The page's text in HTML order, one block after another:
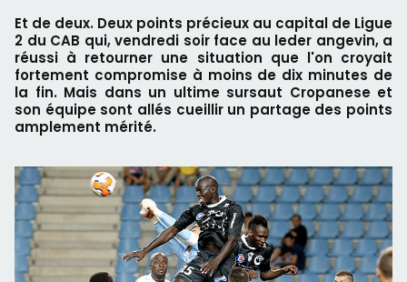
Et de deux. Deux points précieux au capital de Ligue
2 du CAB qui, vendredi soir face au leder angevin, a
réussi à retourner une situation que l'on croyait
fortement compromise à moins de dix minutes de
la fin. Mais dans un ultime sursaut Cropanese et
son équipe sont allés cueillir un partage des points
amplement mérité.